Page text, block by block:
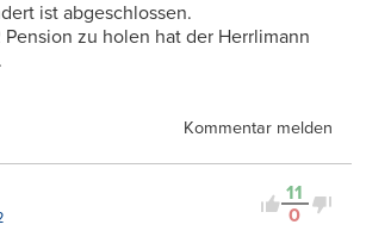
ist abgeschlossen.
Pension zu holen hat der Herrlimann
Kommentar melden
11
0